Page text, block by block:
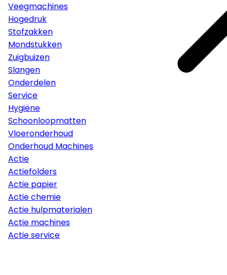
Veegmachines
Hogedruk
Stofzakken
Mondstukken
Zuigbuizen
Slangen
Onderdelen
Service
Hygiëne
Schoonloopmatten
Vloeronderhoud
Onderhoud Machines
Actie
Actiefolders
Actie papier
Actie chemie
Actie hulpmaterialen
Actie machines
Actie service